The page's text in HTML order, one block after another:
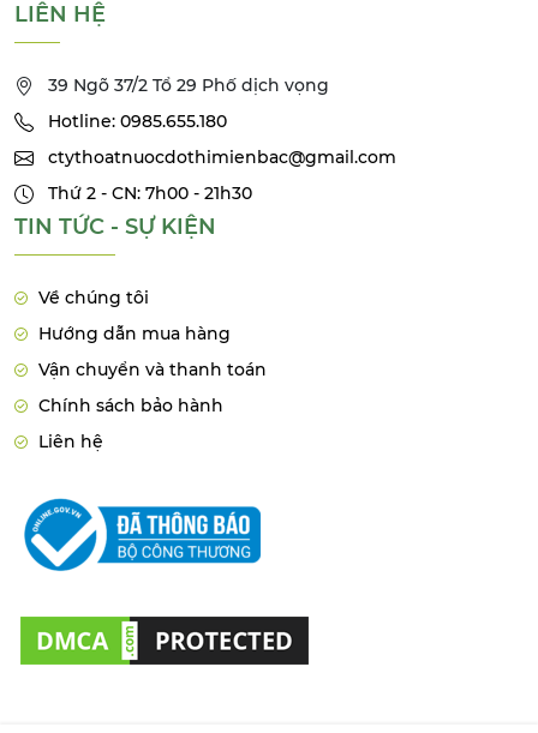
LIÊN HỆ
39 Ngõ 37/2 Tổ 29 Phố dịch vọng
Hotline: 0985.655.180
ctythoatnuocdothimienbac@gmail.com
Thứ 2 - CN: 7h00 - 21h30
TIN TỨC - SỰ KIỆN
Về chúng tôi
Hướng dẫn mua hàng
Vận chuyển và thanh toán
Chính sách bảo hành
Liên hệ